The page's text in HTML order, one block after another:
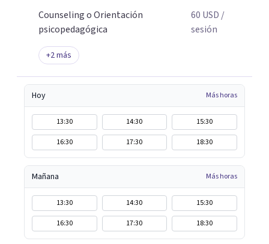
Counseling o Orientación
psicopedagógica
60 USD /
sesión
+2más
Hoy Más horas
13:30 14:30
15:30
16:30
17:30 18:30
Mañana Más horas
13:30 14:30
15:30
16:30
17:30 18:30